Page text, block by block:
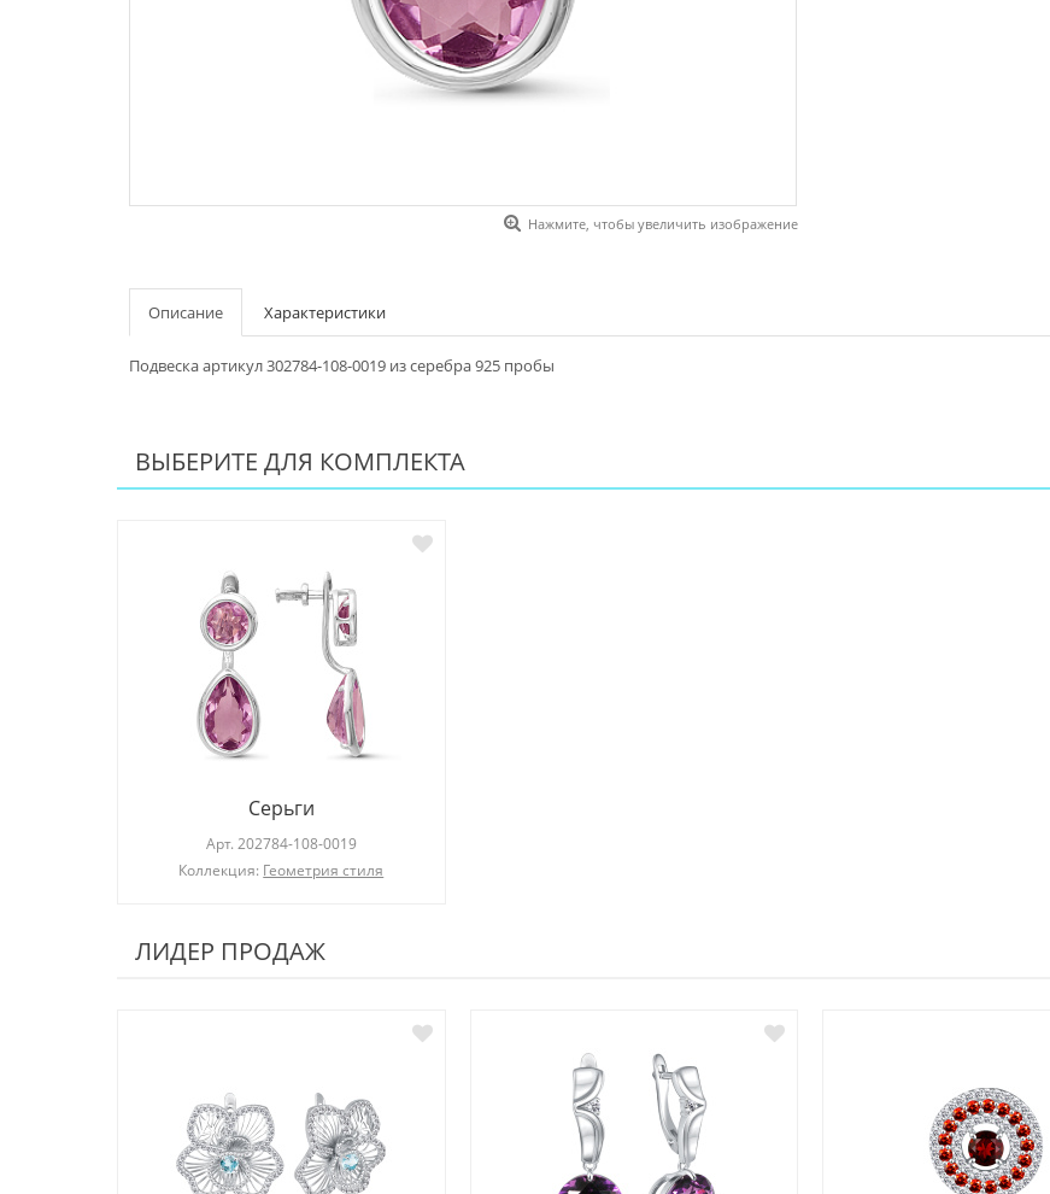
Нажмите, чтобы увеличить изображение
Описание Характеристики
Подвеска артикул 302784-108-0019 из серебра 925 пробы
ВЫБЕРИТЕ ДЛЯ КОМПЛЕКТА
Серьги
Арт. 202784-108-0019
Коллекция: Геометрия стиля
ЛИДЕР ПРОДАЖ